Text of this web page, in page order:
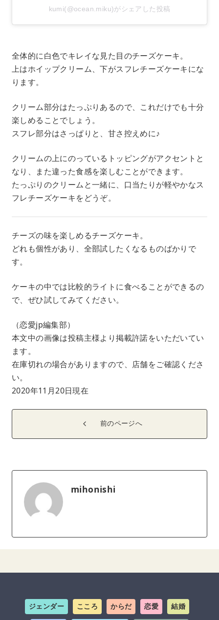
kumi(@ocean.miku)がシェアした投稿
全体的に白色でキレイな見た目のチーズケーキ。
上はホイップクリーム、下がスフレチーズケーキにな
ります。
クリーム部分はたっぷりあるので、これだけでも十分
楽しめることでしょう。
スフレ部分はさっぱりと、甘さ控えめに♪
クリームの上にのっているトッピングがアクセントと
なり、また違った食感を楽しむことができます。
たっぷりのクリームと一緒に、口当たりが軽やかなス
フレチーズケーキをどうぞ。
チーズの味を楽しめるチーズケーキ。
どれも個性があり、全部試したくなるものばかりで
す。
ケーキの中では比較的ライトに食べることができるの
で、ぜひ試してみてください。
（恋愛jp編集部）
本文中の画像は投稿主様より掲載許諾をいただいてい
ます。
在庫切れの場合がありますので、店舗をご確認くださ
い。
2020年11月20日現在
前のページへ
mihonishi
ジェンダー こころ からだ 恋愛 結婚